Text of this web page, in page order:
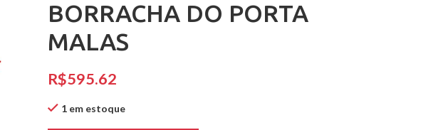
BORRACHA DO PORTA
MALAS
R$
1 em estoque